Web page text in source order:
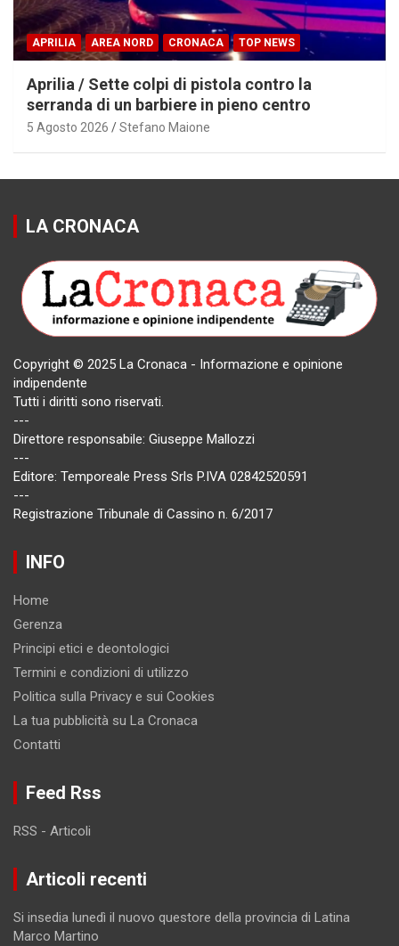
APRILIA AREA NORD CRONACA TOP NEWS
Aprilia / Sette colpi di pistola contro la
serranda di un barbiere in pieno centro
5 Agosto 2026 Stefano Maione
LA CRONACA
Copyright © 2025 La Cronaca - Informazione e opinione
indipendente
Tutti i diritti sono riservati.
---
Direttore responsabile: Giuseppe Mallozzi
---
Editore: Temporeale Press Srls P.IVA 02842520591
---
Registrazione Tribunale di Cassino n. 6/2017
INFO
Home
Gerenza
Principi etici e deontologici
Termini e condizioni di utilizzo
Politica sulla Privacy e sui Cookies
La tua pubblicità su La Cronaca
Contatti
Feed Rss
RSS - Articoli
Articoli recenti
Si insedia lunedì il nuovo questore della provincia di Latina
Marco Martino